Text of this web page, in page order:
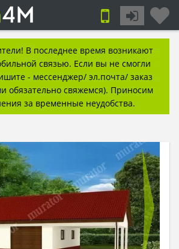
В последнее время возникают
связью. Если вы не смогли
- мессенджер/ эл.почта/ заказ
обязательно свяжемся). Приносим
за временные неудобства.